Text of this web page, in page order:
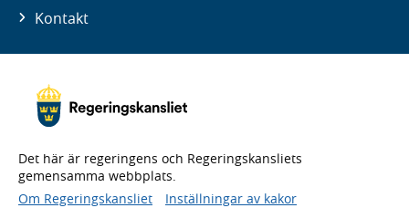
Kontakt
Det här är regeringens och Regeringskansliets
gemensamma webbplats.
Om Regeringskansliet
Inställningar av kakor